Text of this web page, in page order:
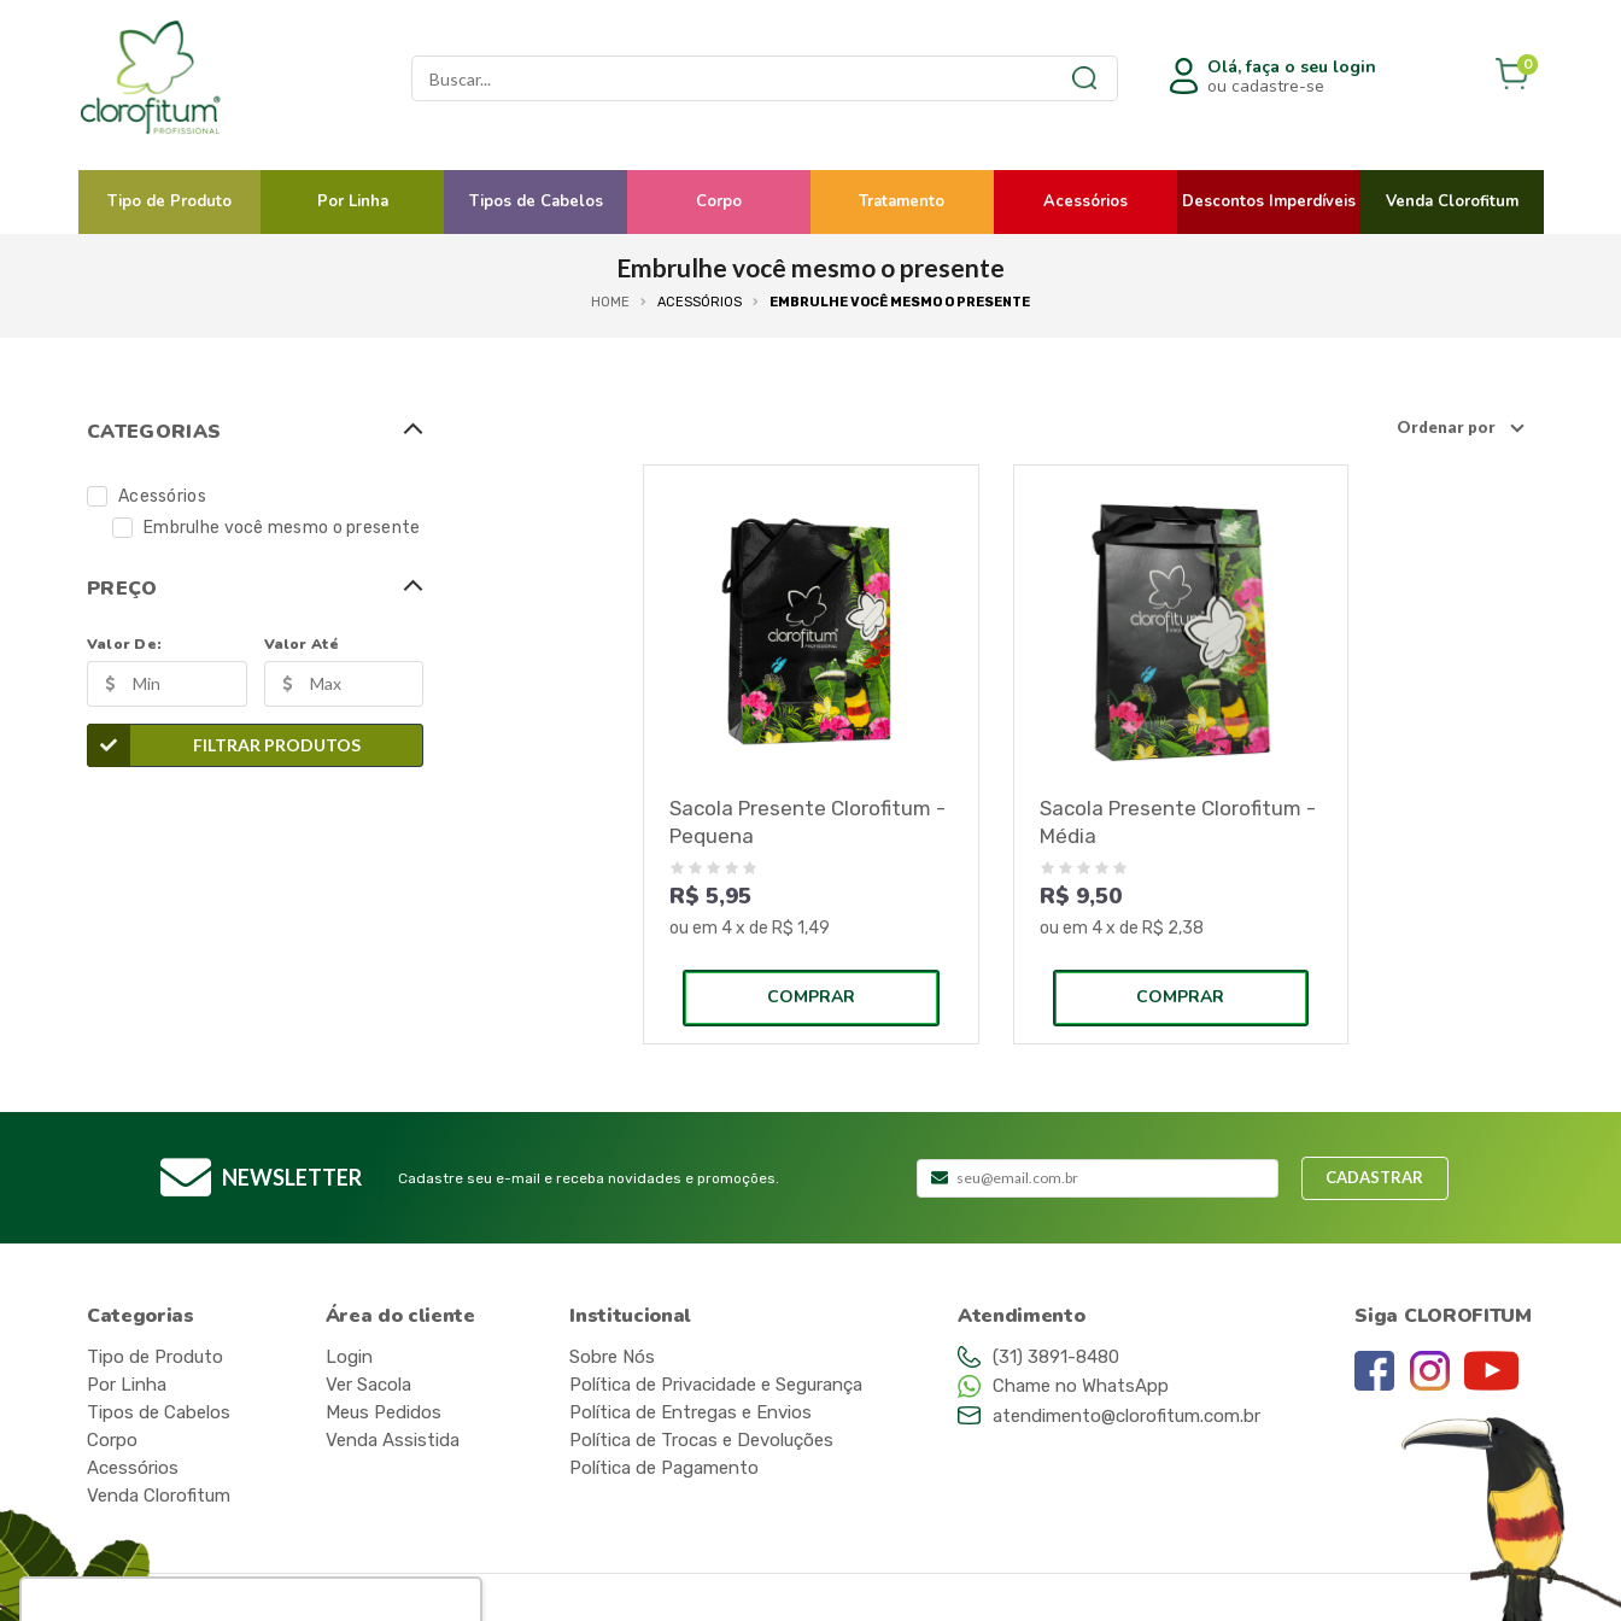
Olá, faça o seu login
ou cadastre-se
0
Tipo de Produto Por Linha Tipos de Cabelos Corpo Tratamento Acessórios Descontos Imperdíveis Venda Clorofitum
Embrulhe você mesmo o presente
HOME ACESSÓRIOS EMBRULHE VOCÊ MESMO O PRESENTE
CATEGORIAS
Acessórios
Embrulhe você mesmo o presente
PREÇO
Valor De: Valor Até
FILTRAR PRODUTOS
Ordenar por
Sacola Presente Clorofitum -
Pequena
R$ 5,95
ou em 4x de R$ 1,49
COMPRAR
Sacola Presente Clorofitum -
Média
R$ 9,50
ou em 4x de R$ 2,38
COMPRAR
NEWSLETTER Cadastre seu e-mail e receba novidades e promoções. CADASTRAR
Categorias
Tipo de Produto
Por Linha
Tipos de Cabelos
Corpo
Acessórios
Venda Clorofitum
Área do cliente
Login
Ver Sacola
Meus Pedidos
Venda Assistida
Institucional
Sobre Nós
Política de Privacidade e Segurança
Política de Entregas e Envios
Política de Trocas e Devoluções
Política de Pagamento
Atendimento
(31) 3891-8480
Chame no WhatsApp
atendimento@clorofitum.com.br
Siga CLOROFITUM